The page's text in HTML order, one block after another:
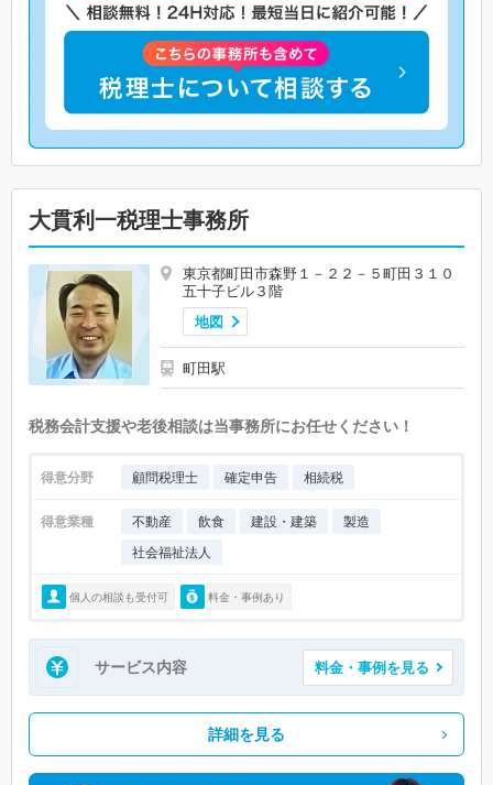
大貫利一税理士事務所
東京都町田市森野１－２２－５町田３１０
五十子ビル３階
地図
町田駅
税務会計支援や老後相談は当事務所にお任せください！
得意分野 顧問税理士 確定申告 相続税
得意業種 不動産 飲食 建設・建築
製造
社会福祉法人
個人の相談も受付可 料金・事例あり
サービス内容 料金・事例を見る
詳細を見る